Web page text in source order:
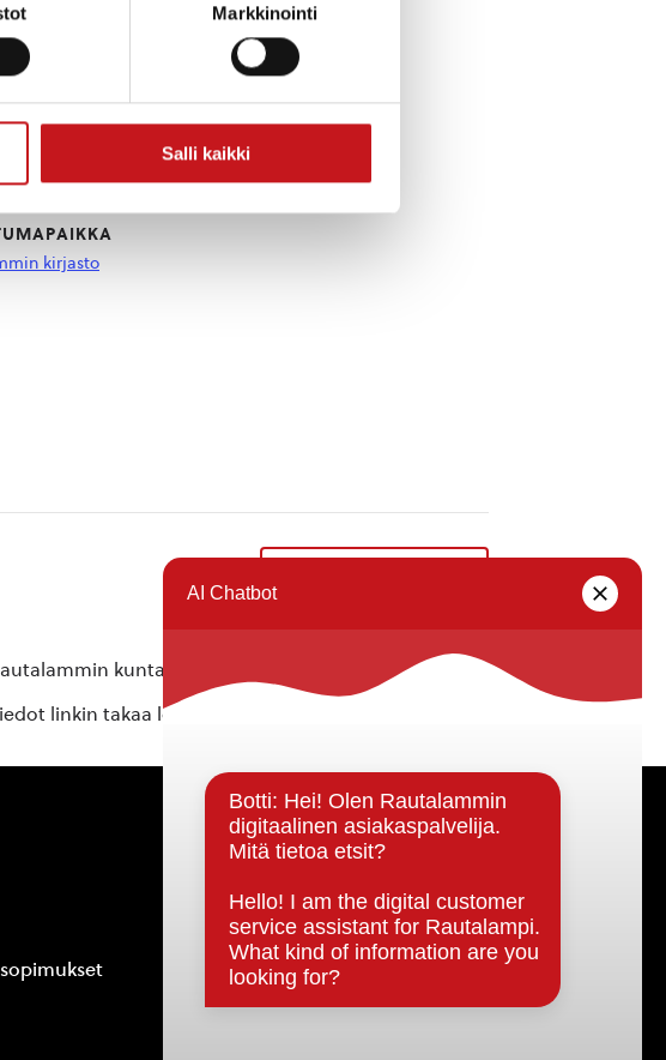
Markkinointi
Salli kaikki
niin ratkotaan ongelmia yhdessä.
kirjasto
kunta ei vastaa tietojen oikeellisuudesta.
linkin takaa löytyvällä
Päätöksenteko ja lähidemokratia
Päätökset, esityslistat & pöytäkirjat
Hallinto
Kunnanhallitus
Kunnanvaltuusto